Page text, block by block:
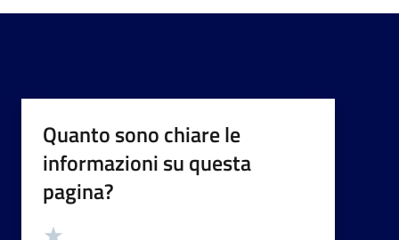
Quanto sono chiare le
informazioni su questa
pagina?
Valutazione